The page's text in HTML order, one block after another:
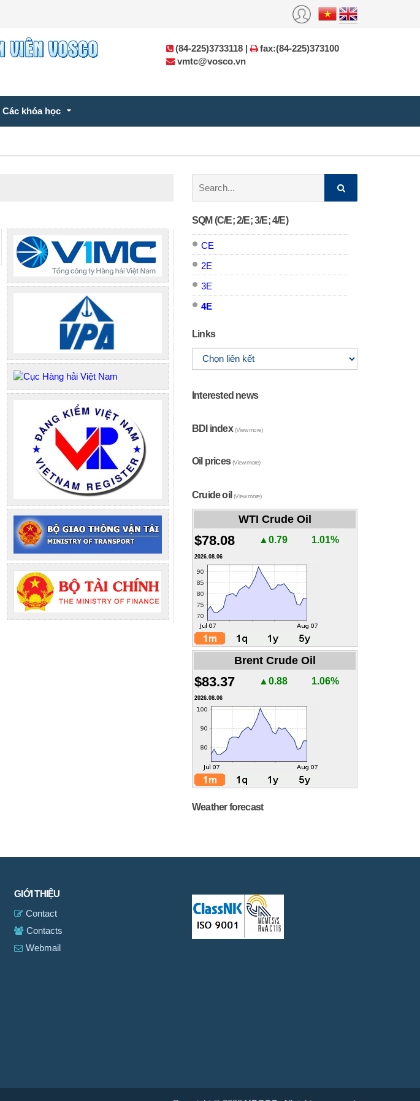
Các khóa học
(84-225)3733118 |
fax:(84-225)373100
vmtc@vosco.vn
SQM (C/E; 2/E; 3/E; 4/E)
CE
2E
3E
4E
Links
Interested news
BDI index(View more)
Oil prices(View more)
Cruide oil(View more)
WTI Crude Oil
$78.08 ▲0.79 1.01%
2026.08.06
Brent Crude Oil
$83.37 ▲0.88 1.06%
2026.08.06
Weather forecast
GIỚI THIỆU
Contact
Contacts
Webmail